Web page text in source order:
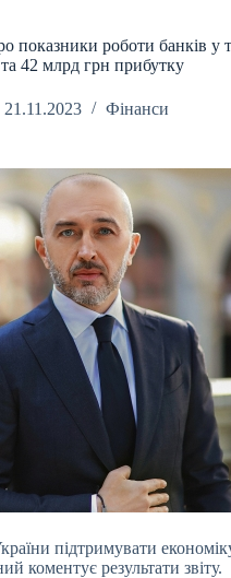
роботи банків у
42 млрд грн прибутку
21.11.2023 Фінанси
підтримувати
результати звіту.